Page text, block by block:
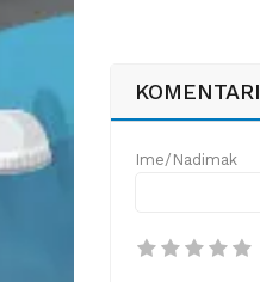
KOMENTARI
Ime/Nadimak